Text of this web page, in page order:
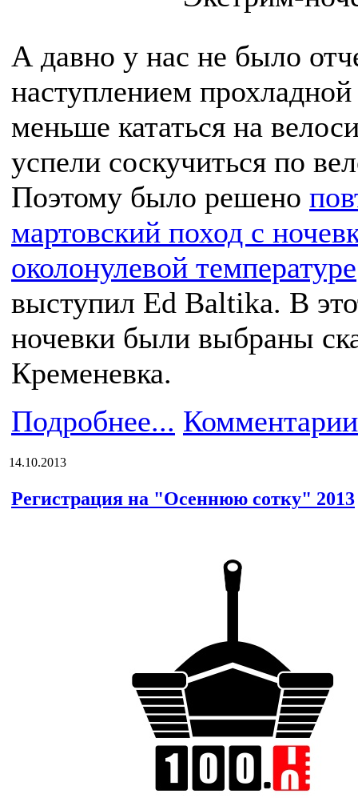
А давно у нас не было
наступлением
меньше кататься на
успели соскучиться по
Поэтому было решено
мартовский поход с
околонулевой температуре
выступил Ed Baltika. В
ночевки были выбраны
Кременевка.
Подробнее...
14.10.2013
Регистрация на "Осеннюю сотку" 2013